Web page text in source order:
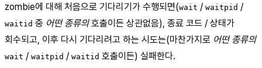
zombie에 대해 처음으로 기다리기가 수행되면(wait / waitpid /
waitid 중 어떤 종류의호출이든 상관없음), 종료 코드 / 상태가
회수되고, 이후 다시 기다리려고 하는 시도는(마찬가지로 어떤 종류의
wait / waitpid / waitid 호출이든) 실패한다.